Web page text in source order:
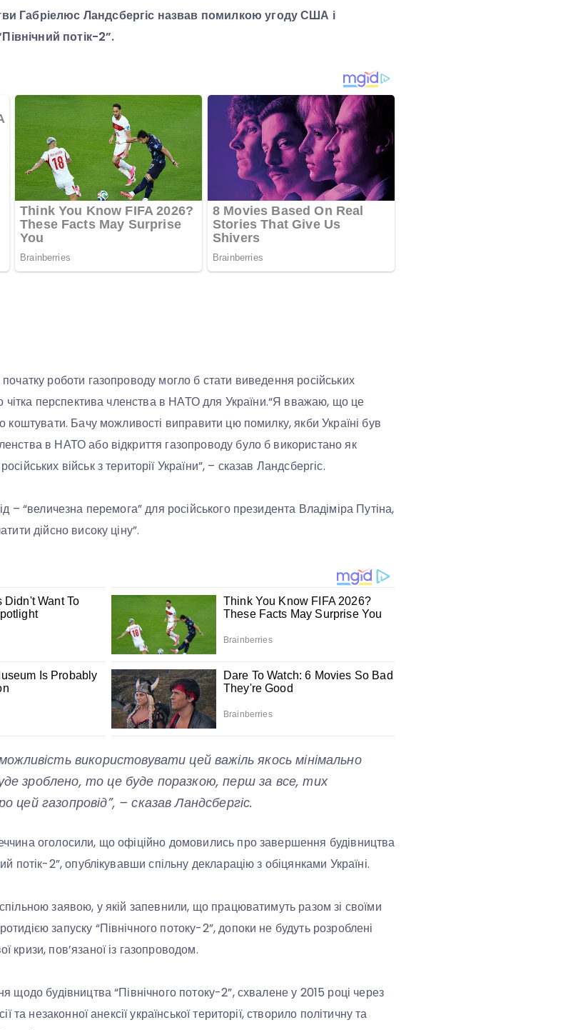
Габріелюс Ландсбергіс назвав помилкою угоду США і
потік-2”.
роботи газопроводу могло б стати виведення російських
чітка перспектива членства в НАТО для України.“Я вважаю, що це
коштувати. Бачу можливості виправити цю помилку, якби Україні був
в НАТО або відкриття газопроводу було б використано як
військ з території України”, – сказав Ландсбергіс.
– “величезна перемога” для російського президента Владіміра Путіна,
дійсно високу ціну”.
використовувати цей важіль якось мінімально
зроблено, то це буде поразкою, перш за все, тих
цей газопровід”, – сказав Ландсбергіс.
оголосили, що офіційно домовились про завершення будівництва
потік-2”, опублікувавши спільну декларацію з обіцянками Україні.
заявою, у якій запевнили, що працюватимуть разом зі своїми
запуску “Північного потоку-2”, допоки не будуть розроблені
кризи, пов’язаної із газопроводом.
щодо будівництва “Північного потоку-2”, схвалене у 2015 році через
та незаконної анексії української території, створило політичну та